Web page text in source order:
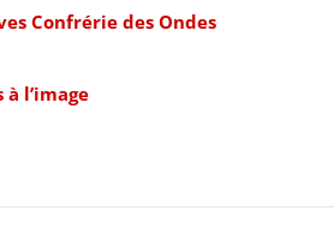
Confrérie des Ondes
à l’image